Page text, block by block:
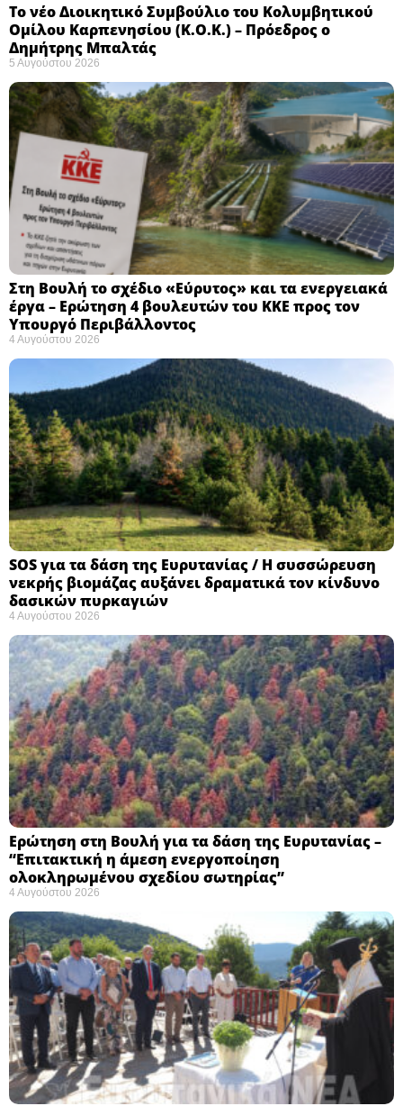
Το νέο Διοικητικό Συμβούλιο του Κολυμβητικού
Ομίλου Καρπενησίου (Κ.Ο.Κ.) – Πρόεδρος ο
Δημήτρης Μπαλτάς
5 Αυγούστου 2026
Στη Βουλή το σχέδιο «Εύρυτος» και τα ενεργειακά
έργα – Ερώτηση 4 βουλευτών του ΚΚΕ προς τον
Υπουργό Περιβάλλοντος
4 Αυγούστου 2026
SOS για τα δάση της Ευρυτανίας / Η συσσώρευση
νεκρής βιομάζας αυξάνει δραματικά τον κίνδυνο
δασικών πυρκαγιών
4 Αυγούστου 2026
Ερώτηση στη Βουλή για τα δάση της Ευρυτανίας –
“Eπιτακτική η άμεση ενεργοποίηση
ολοκληρωμένου σχεδίου σωτηρίας”
4 Αυγούστου 2026